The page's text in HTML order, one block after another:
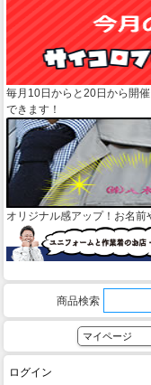
毎月10日からと20日から開
できます！
オリジナル感アップ！お名前
商品検索
マイページ
ログイン